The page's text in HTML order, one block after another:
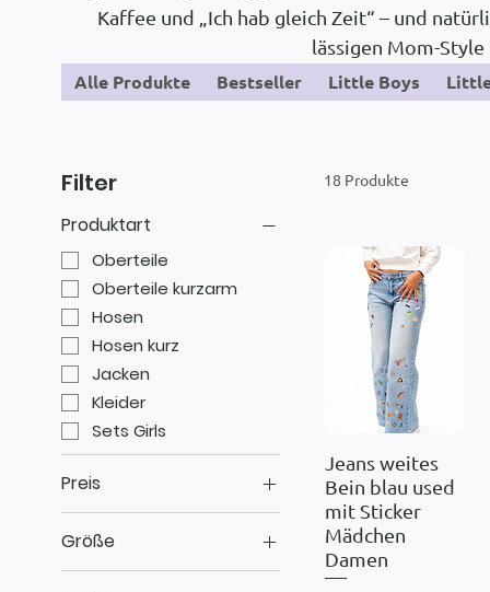
Kaffee und „Ich hab gleich Zeit“ – und
lässigen Mom-Style
Alle Produkte
Bestseller Little Boys
Filter
Produktart
Oberteile
Oberteile kurzarm
Hosen
Hosen kurz
Jacken
Kleider
Sets Girls
Preis
29 € 73 €
Größe
116
18 Produkte
Schnellansicht
Jeans weites
Bein blau used
mit Sticker
Mädchen
Damen